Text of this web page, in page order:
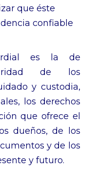
que éste
confiable
es la de
de los
y custodia,
los derechos
que ofrece el
dueños, de los
y de los
y futuro.